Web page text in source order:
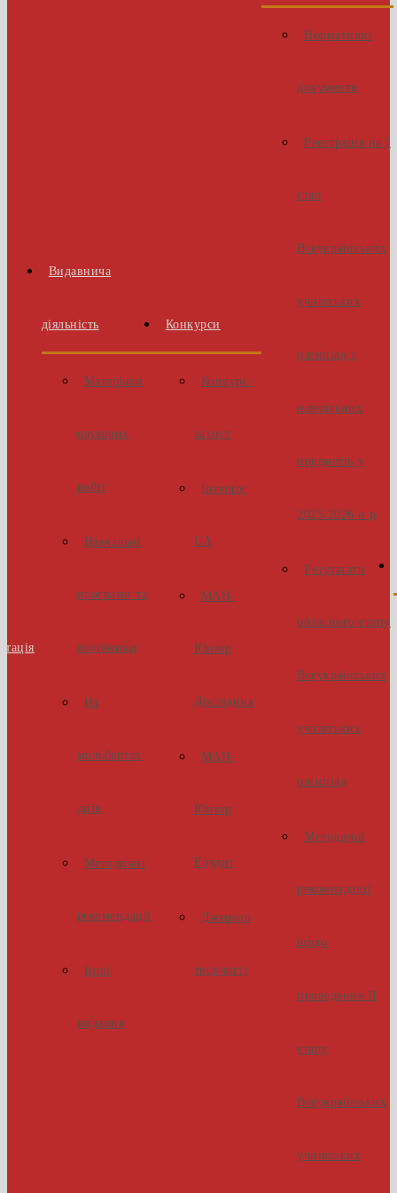
Видавнича
діяльність
Матеріали
наукових
робіт
Навчальні
програми та
посібники
На
мольбертах
днів
Методичні
рекомендації
Інші
видання
Конкурси
Конкурс-
захист
Inventor
UA
МАН-
Юніор
Дослідник
МАН-
Юніор
Ерудит
Джерело
творчості
Нормативні
документи
Реєстрація на І
етап
Всеукраїнських
учнівських
олімпіад з
навчальних
предметів у
2025/2026 н.р
Результати
обласного етапу
Всеукраїнських
учнівських
олімпіад
Методичні
рекомендації
щодо
проведення ІІ
етапу
Всеукраїнських
учнівських